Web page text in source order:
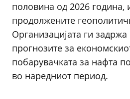
половина од 2026 година,
продолжените
Организацијата ги
прогнозите за
побарувачката за нафта
во наредниот период.